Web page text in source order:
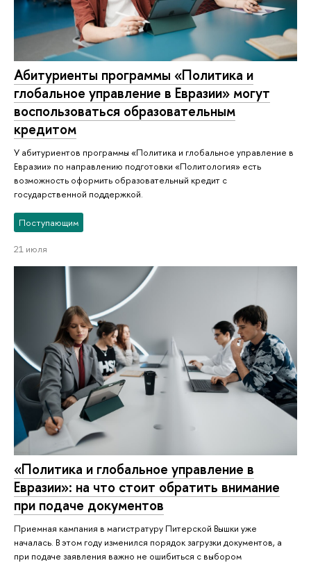
Абитуриенты программы «Политика и
глобальное управление в Евразии» могут
воспользоваться образовательным
кредитом
У абитуриентов программы «Политика и глобальное управление в
Евразии» по направлению подготовки «Политология» есть
возможность оформить образовательный кредит с
государственной поддержкой.
Поступающим
21 июля
«Политика и глобальное управление в
Евразии»: на что стоит обратить внимание
при подаче документов
Приемная кампания в магистратуру Питерской Вышки уже
началась. В этом году изменился порядок загрузки документов, а
при подаче заявления важно не ошибиться с выбором